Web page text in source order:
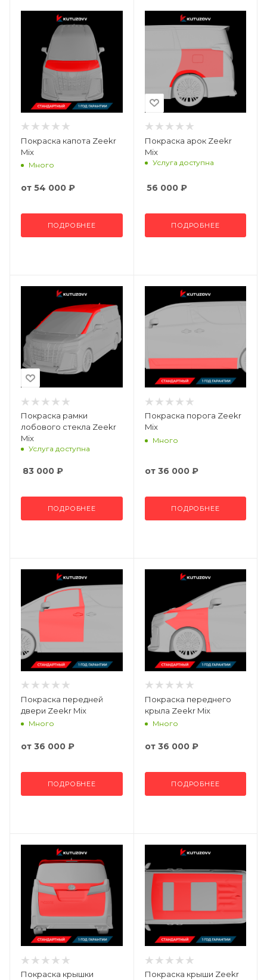
Покраска капота Zeekr
Mix
Много
от 54 000 ₽
ПОДРОБНЕЕ
Покраска арок Zeekr
Mix
Услуга доступна
56 000₽
ПОДРОБНЕЕ
Покраска рамки
лобового стекла Zeekr
Mix
Услуга доступна
83 000 ₽
ПОДРОБНЕЕ
Покраска порога Zeekr
Mix
Много
от 36 000 ₽
ПОДРОБНЕЕ
Покраска передней
двери Zeekr Mix
Много
от 36 000 ₽
ПОДРОБНЕЕ
Покраска переднего
крыла Zeekr Mix
Много
от 36 000 ₽
ПОДРОБНЕЕ
Покраска крышки
Покраска крыши Zeekr